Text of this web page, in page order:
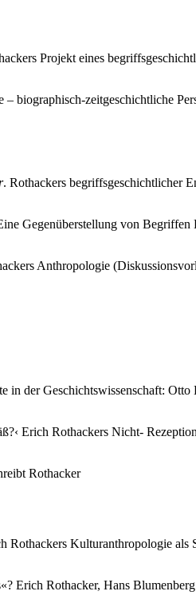
Projekt eines
biographisch-zeitgeschichtliche
. Rothackers begriffsgeschichtlicher
Gegenüberstellung von
Anthropologie
der Geschichtswissenschaft:
Erich Rothackers Nicht-
Rothacker
Kulturanthropologie als
Erich Rothacker, Hans